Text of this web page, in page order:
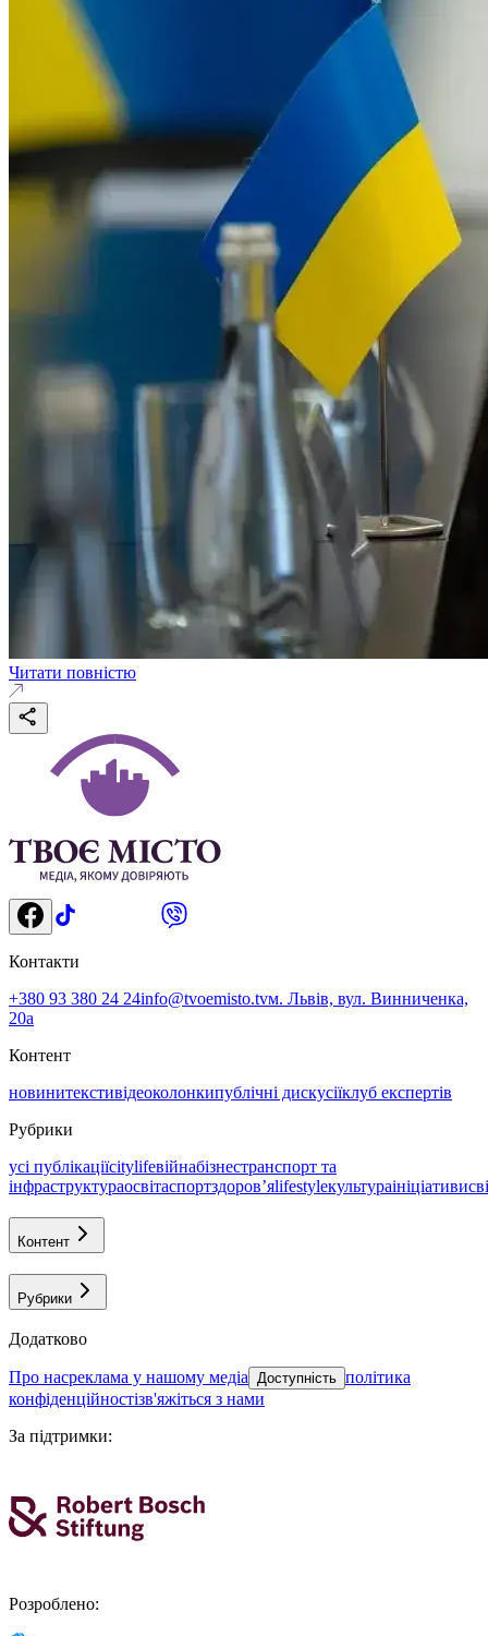
Читати повністю
Контакти
+380 93 380 24 24info@tvoemisto.tvм. Львів, вул. Винниченка,
20а
Контент
новинитекстивідеоколонкипублічні дискусіїклуб експертів
Рубрики
усі публікаціїcitylifeвійнабізнестранспорт та
інфраструктураосвітаспортздоровʼяlifestyleкультураініціативи
Контент
Рубрики
Додатково
про насреклама у нашому медіа Доступність політика
конфіденційностізв'яжіться з нами
За підтримки:
Розроблено: